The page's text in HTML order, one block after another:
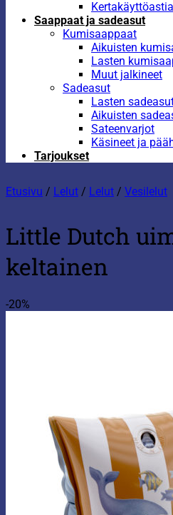
Saappaat ja sadeasut
Kumisaappaat
Aikuisten
Lasten
Muut jalkineet
Sadeasut
Lasten
Aikuisten
Sateenvarjot
Käsineet ja
Tarjoukset
Etusivu / Lelut / Lelut / Vesilelut
Little Dutch
keltainen
-20%